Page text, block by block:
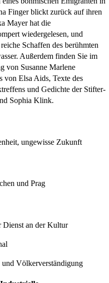
Finger blickt zurück auf ihren
Mayer hat die
wiedergelesen, und
Schaffen des berühmten
Außerdem finden Sie im
von Susanne Marlene
von Elsa Aids, Texte des
und Gedichte der Stifter-
Sophia Klink.
ungewisse Zukunft
und Prag
Dienst an der Kultur
Völkerverständigung